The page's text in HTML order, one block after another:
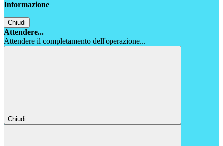
Informazione
Chiudi
Attendere...
Attendere il completamento dell'operazione...
Chiudi